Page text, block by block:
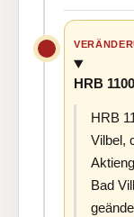
HRB
HRB
Vilbel,
Bad